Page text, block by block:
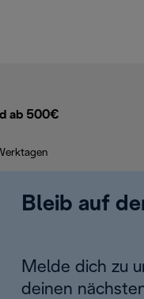
ab 500€
Bleib auf
Melde dich zu
deinen